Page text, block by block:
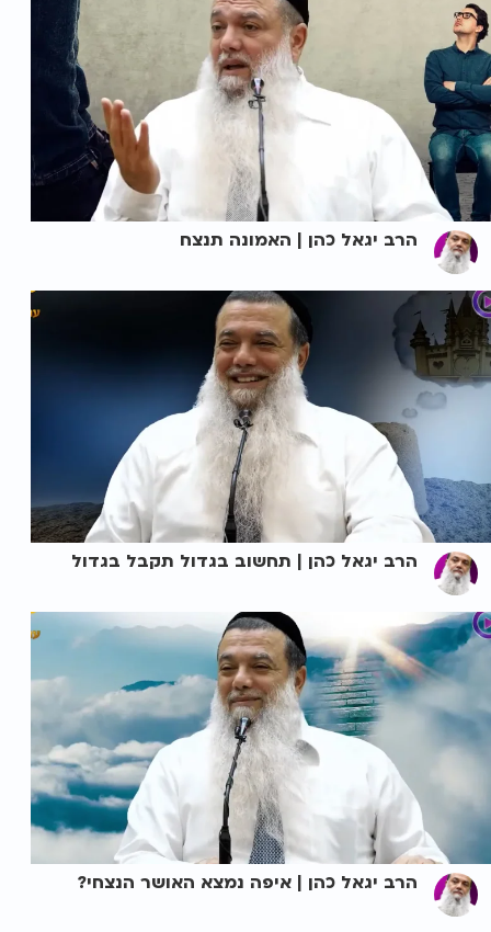
הרב יגאל כהן | האמונה תנצח
הרב יגאל כהן | תחשוב בגדול תקבל בגדול
הרב יגאל כהן | איפה נמצא האושר הנצחי?